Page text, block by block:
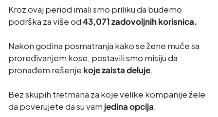
Kroz ovaj period imali smo priliku da budemo
podrška za više od43,071 zadovoljnih korisnica.
Nakon godina posmatranja kako se žene muče sa
proređivanjem kose, postavili smo misiju da
pronađem rešenje koje zaista deluje.
Bez skupih tretmana za koje velike kompanije žele
da poverujete da su vam jedina opcija.